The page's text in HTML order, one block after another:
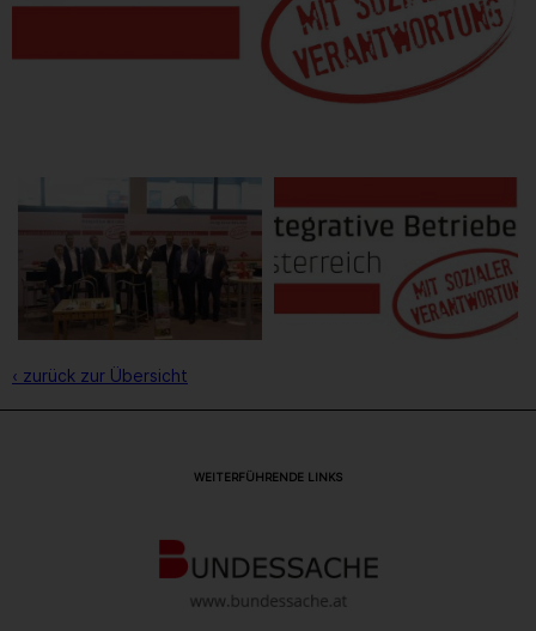
‹ zurück zur Übersicht
WEITERFÜHRENDE LINKS